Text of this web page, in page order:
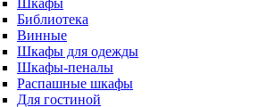
Шкафы
Библиотека
Винные
Шкафы для одежды
Шкафы-пеналы
Распашные шкафы
Для гостиной